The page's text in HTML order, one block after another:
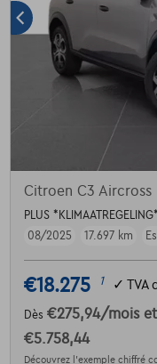
Citroen C3 Aircross
PLUS
08/2025
17.697 km
€18.275 1 ✓ TVA
Dès €275,94/mois
€5.758,44
Découvrez l’exemple chiffré